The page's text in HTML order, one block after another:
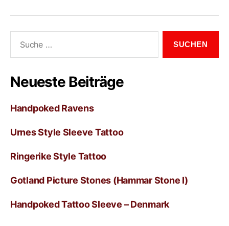
Neueste Beiträge
Handpoked Ravens
Urnes Style Sleeve Tattoo
Ringerike Style Tattoo
Gotland Picture Stones (Hammar Stone I)
Handpoked Tattoo Sleeve – Denmark